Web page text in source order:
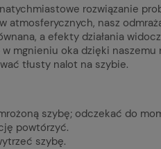
rozwiązanie
atmosferycznych, nasz
a efekty działania
mgnieniu oka dzięki
tłusty nalot na szybie.
szybę; odczekać do
powtórzyć.
szybę.